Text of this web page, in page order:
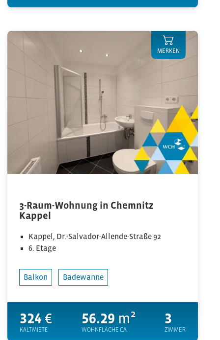
3-Raum-Wohnung in Chemnitz
Kappel
Kappel, Dr.-Salvador-Allende-Straße 92
6. Etage
Balkon Badewanne
324 €
KALTMIETE
56.29 m²
WOHNFLÄCHE CA.
3
ZIMMER
MERKEN